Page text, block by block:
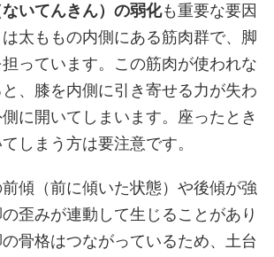
いてんきん）の弱化も重要な要因
太ももの内側にある筋肉群で、脚
っています。この筋肉が使われな
、膝を内側に引き寄せる力が失わ
に開いてしまいます。座ったとき
しまう方は要注意です。
傾（前に傾いた状態）や後傾が強
歪みが連動して生じることがあり
骨格はつながっているため、土台